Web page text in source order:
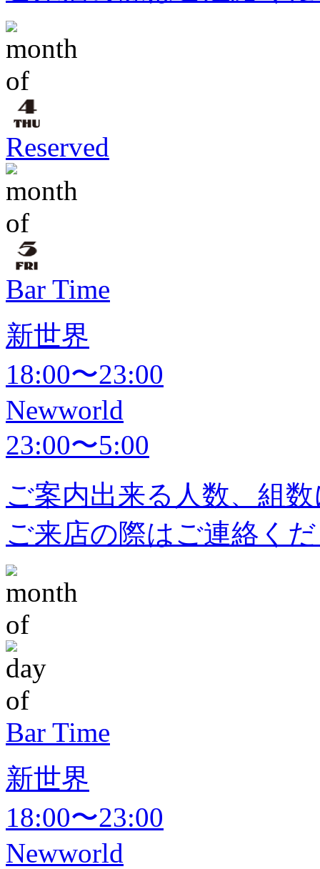
Reserved
Bar Time
新世界
18:00〜23:00
Newworld
23:00〜5:00
ご案内出来る人数、組
ご来店の際はご連絡く
Bar Time
新世界
18:00〜23:00
Newworld